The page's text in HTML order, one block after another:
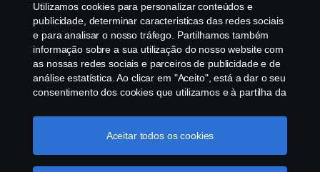
Utilizamos cookies para personalizar conteúdos e
publicidade, determinar caracteristicas das redes sociais
e para analisar o nosso tráfego. Partilhamos também
informação sobre a sua utilização do nosso website com
as nossas redes sociais e parceiros de publicidade e de
análise estatística. Ao clicar em "Aceito", está a dar o seu
consentimento dos cookies que utilizamos e à partilha da
utilizamos os cookies, visite a nossa secção de cookies,
ou clique no link em rodapé, ou como gerimos os seus
Aceitar todos os cookies